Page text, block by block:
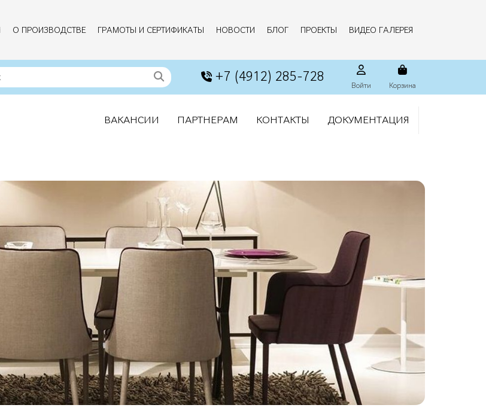
О ПРОИЗВОДСТВЕ ГРАМОТЫ И СЕРТИФИКАТЫ НОВОСТИ БЛОГ ПРОЕКТЫ ВИДЕО ГАЛЕРЕЯ
+7 (4912) 285-728
Войти Корзина
ВАКАНСИИ ПАРТНЕРАМ КОНТАКТЫ ДОКУМЕНТАЦИЯ